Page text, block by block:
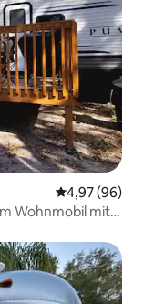
4,97 (96)
Wohnmobil mit 1